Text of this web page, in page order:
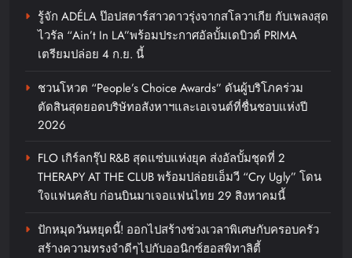
เบอร์แทรม คว้ารางวัล Prime
Minister’s Export Award 2026
สาขา Best Thai Brandตอกย้ำความ
สำเร็จของแบรนด์เซียงเพียวในระดับ
chillandfin 1 day ago 0
รู้จัก ADÉLA ป๊อปสตาร์สาวดาวรุ่งจากสโลวาเกีย กับเพลงสุด
ไวรัล “Ain’t In LA”พร้อมประกาศอัลบั้มเดบิวต์ PRIMA
เตรียมปล่อย 4 ก.ย. นี้
ชวนโหวต “People’s Choice Awards” ดันผู้บริโภคร่วม
ตัดสินสุดยอดบริษัทอสังหาฯและเอเจนต์ที่ชื่นชอบแห่งปี
2026
FLO เกิร์ลกรุ๊ป R&B สุดแซ่บแห่งยุค ส่งอัลบั้มชุดที่ 2
THERAPY AT THE CLUB พร้อมปล่อยเอ็มวี “Cry Ugly” โดน
ใจแฟนคลับ ก่อนบินมาเจอแฟนไทย 29 สิงหาคมนี้
ปักหมุดวันหยุดนี้! ออกไปสร้างช่วงเวลาพิเศษกับครอบครัว
สร้างความทรงจำดีๆไปกับออนิกซ์ฮอสพิทาลิตี้